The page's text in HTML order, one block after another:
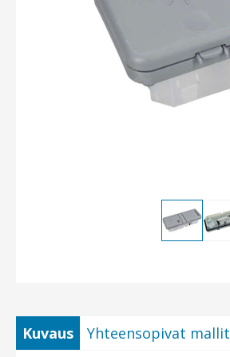
Kuvaus Yhteensopivat mallit